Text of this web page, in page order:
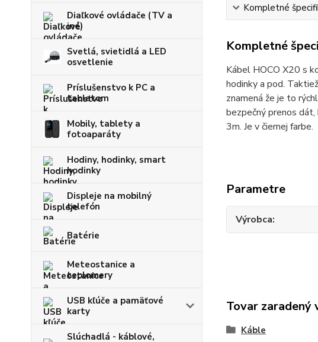
Diaľkové ovládače (TV a
iné)
Svetlá, svietidlá a LED
osvetlenie
Príslušenstvo k PC a
tabletom
Mobily, tablety a
fotoaparáty
Hodiny, hodinky, smart
hodinky
Displeje na mobilný
telefón
Batérie
Meteostanice a
teplomery
USB kľúče a pamäťové
karty
Slúchadlá - káblové,
Kompletné
Kompletné
Kábel HOCO X20 s
hodinky a pod.
znamená že je to
bezpečný prenos
3m. Je v čiernej farbe.
Parametre
Výrobca
Tovar zaradený
Káble